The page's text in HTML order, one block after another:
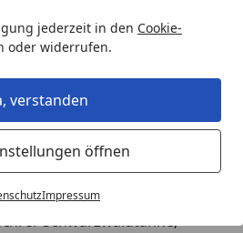
jederzeit in den Cookie-
oder widerrufen.
verstanden
öffnen
Impressum
: Schließen Sie einmalige oder
: Schauen Sie zu, wie ihre
in die Höhe klettert.
und vielleicht sogar darüber
Ihrer Schwarzwaldtanne,